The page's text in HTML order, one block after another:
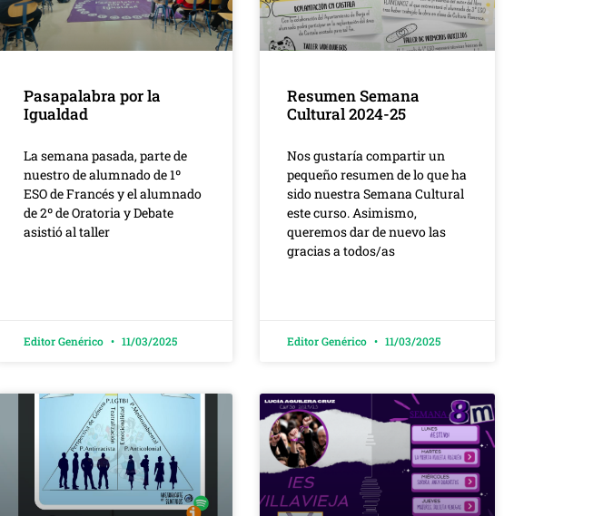
Pasapalabra por la
Igualdad
La semana pasada, parte de
nuestro de alumnado de 1º
ESO de Francés y el alumnado
de 2º de Oratoria y Debate
asistió al taller
Editor Genérico 11/03/2025
Resumen Semana
Cultural 2024-25
Nos gustaría compartir un
pequeño resumen de lo que ha
sido nuestra Semana Cultural
este curso. Asimismo,
queremos dar de nuevo las
gracias a todos/as
Editor Genérico 11/03/2025